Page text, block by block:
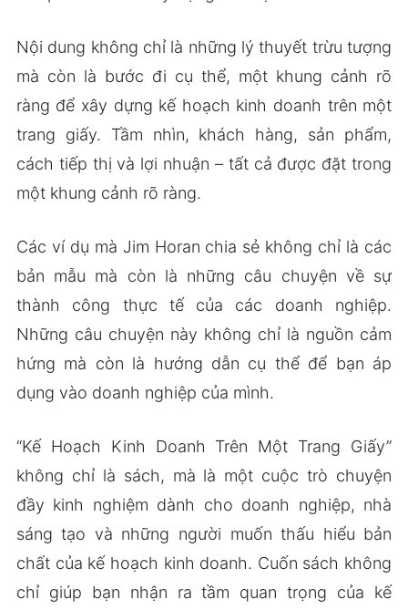
Nội dung không chỉ là những lý thuyết trừu tượng
mà còn là bước đi cụ thể, một khung cảnh rõ
ràng để xây dựng kế hoạch kinh doanh trên một
trang giấy. Tầm nhìn, khách hàng, sản phẩm,
cách tiếp thị và lợi nhuận – tất cả được đặt trong
một khung cảnh rõ ràng.
Các ví dụ mà Jim Horan chia sẻ không chỉ là các
bản mẫu mà còn là những câu chuyện về sự
thành công thực tế của các doanh nghiệp.
Những câu chuyện này không chỉ là nguồn cảm
hứng mà còn là hướng dẫn cụ thể để bạn áp
dụng vào doanh nghiệp của mình.
“Kế Hoạch Kinh Doanh Trên Một Trang Giấy”
không chỉ là sách, mà là một cuộc trò chuyện
đầy kinh nghiệm dành cho doanh nghiệp, nhà
sáng tạo và những người muốn thấu hiểu bản
chất của kế hoạch kinh doanh. Cuốn sách không
chỉ giúp bạn nhận ra tầm quan trọng của kế